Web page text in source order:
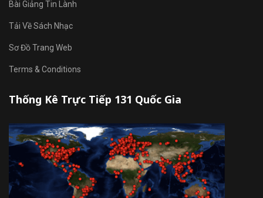
Bài Giảng Tin Lành
Tải Về Sách Nhạc
Sơ Đồ Trang Web
Terms & Conditions
Thống Kê Trực Tiếp 131 Quốc Gia